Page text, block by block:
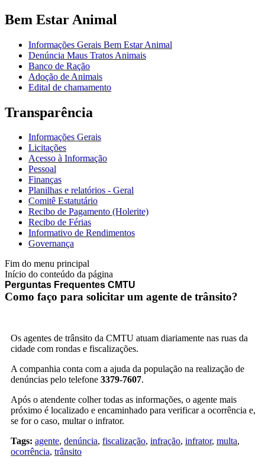
Bem Estar Animal
Informações Gerais Bem Estar Animal
Denúncia Maus Tratos Animais
Banco de Ração
Adoção de Animais
Edital de chamamento
Transparência
Informações Gerais
Licitações
Acesso à Informação
Pessoal
Finanças
Planilhas e relatórios - Geral
Comitê Estatutário
Recibo de Pagamento (Holerite)
Recibo de Férias
Informativo de Rendimentos
Governança
Fim do menu principal
Início do conteúdo da página
Perguntas Frequentes CMTU
Como faço para solicitar um agente de trânsito?
Os agentes de trânsito da CMTU atuam diariamente nas ruas da
cidade com rondas e fiscalizações.
A companhia conta com a ajuda da população na realização de
denúncias pelo telefone 3379-7607.
Após o atendente colher todas as informações, o agente mais
próximo é localizado e encaminhado para verificar a ocorrência e,
se for o caso, multar o infrator.
Tags: agente, denúncia, fiscalização, infração, infrator, multa,
ocorrência, trânsito